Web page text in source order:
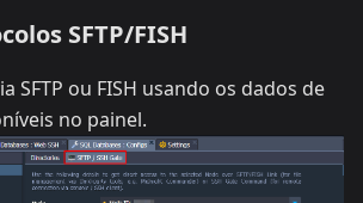
SFTP/FISH
SFTP ou FISH usando os dados de
no painel.